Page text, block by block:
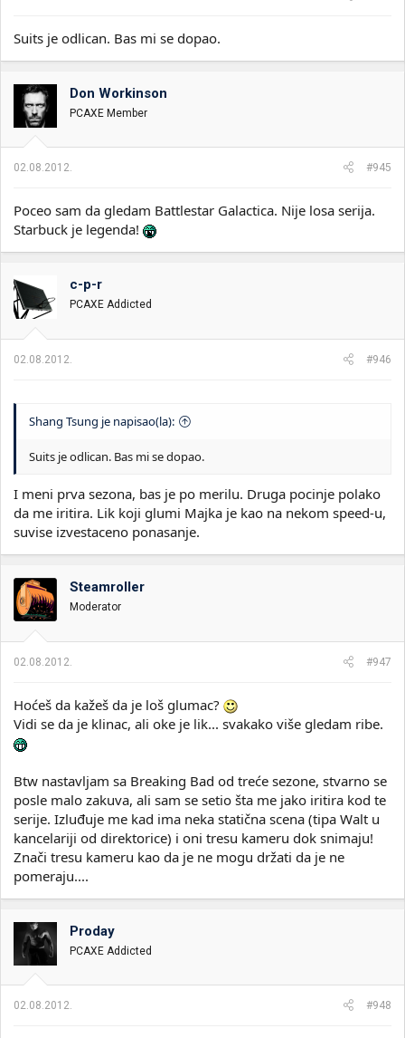
Suits je odlican. Bas mi se dopao.
Don Workinson
PCAXE Member
02.08.2012. #945
Poceo sam da gledam Battlestar Galactica. Nije losa serija.
Starbuck je legenda!
c-p-r
PCAXE Addicted
02.08.2012. #946
Shang Tsung je napisao(la):
Suits je odlican. Bas mi se dopao.
I meni prva sezona, bas je po merilu. Druga pocinje polako
da me iritira. Lik koji glumi Majka je kao na nekom speed-u,
suvise izvestaceno ponasanje.
Steamroller
Moderator
02.08.2012. #947
Hoćeš da kažeš da je loš glumac?
Vidi se da je klinac, ali oke je lik... svakako više gledam ribe.
Btw nastavljam sa Breaking Bad od treće sezone, stvarno se
posle malo zakuva, ali sam se setio šta me jako iritira kod te
serije. Izluđuje me kad ima neka statična scena (tipa Walt u
kancelariji od direktorice) i oni tresu kameru dok snimaju!
Znači tresu kameru kao da je ne mogu držati da je ne
pomeraju....
Proday
PCAXE Addicted
02.08.2012. #948